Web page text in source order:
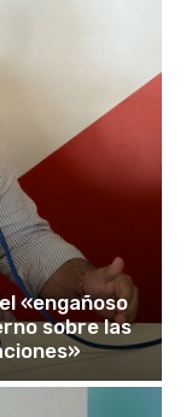
«engañoso
sobre las